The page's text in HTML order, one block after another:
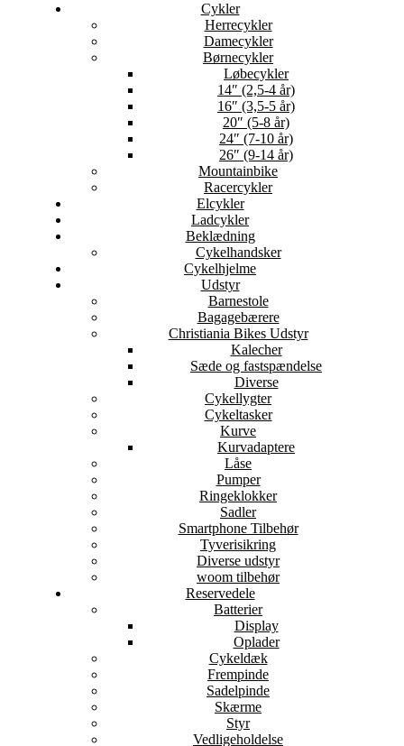
Cykler
Herrecykler
Damecykler
Børnecykler
Løbecykler
14″ (2,5-4 år)
16″ (3,5-5 år)
20″ (5-8 år)
24″ (7-10 år)
26″ (9-14 år)
Mountainbike
Racercykler
Elcykler
Ladcykler
Beklædning
Cykelhandsker
Cykelhjelme
Udstyr
Barnestole
Bagagebærere
Christiania Bikes Udstyr
Kalecher
Sæde og fastspændelse
Diverse
Cykellygter
Cykeltasker
Kurve
Kurvadaptere
Låse
Pumper
Ringeklokker
Sadler
Smartphone Tilbehør
Tyverisikring
Diverse udstyr
woom tilbehør
Reservedele
Batterier
Display
Oplader
Cykeldæk
Frempinde
Sadelpinde
Skærme
Styr
Vedligeholdelse